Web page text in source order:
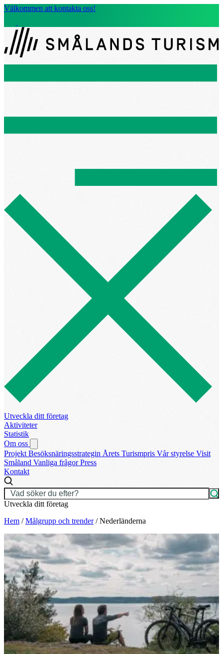
Välkommen att kontakta oss!
Utveckla ditt företag
Aktiviteter
Statistik
Om oss
Projekt Besöksnäringsstrategin Årets Turismpris Vår styrelse Visit
Småland Vanliga frågorPress
Kontakt
Utveckla ditt företag
Hem /Målgrupp och trender/Nederländerna